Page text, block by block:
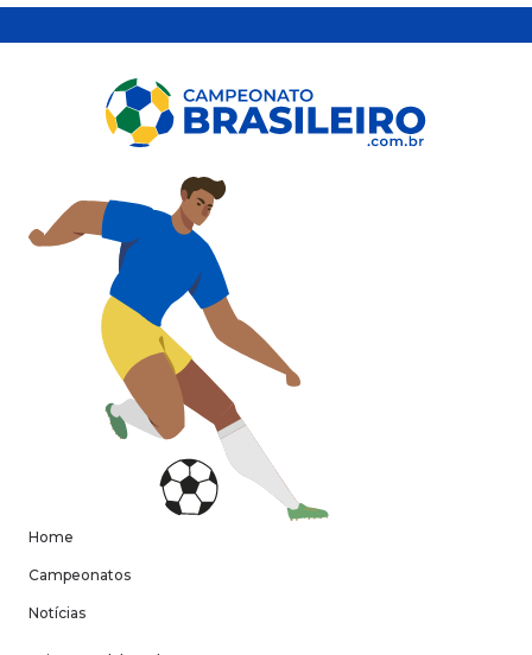
Home
Campeonatos
Notícias